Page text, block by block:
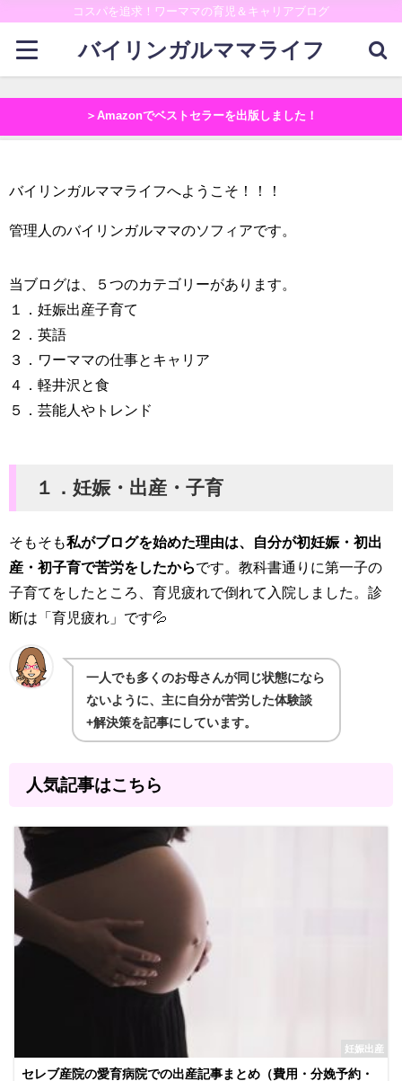
コスパを追求！ワーママの育児＆キャリアブログ
バイリンガルママライフ
＞Amazonでベストセラーを出版しました！
バイリンガルママライフへようこそ！！！
管理人のバイリンガルママのソフィアです。
当ブログは、５つのカテゴリーがあります。
１．妊娠出産子育て
２．英語
３．ワーママの仕事とキャリア
４．軽井沢と食
５．芸能人やトレンド
１．妊娠・出産・子育
そもそも私がブログを始めた理由は、自分が初妊娠・初出
産・初子育で苦労をしたからです。教科書通りに第一子の
子育てをしたところ、育児疲れで倒れて入院しました。診
断は「育児疲れ」です💦
一人でも多くのお母さんが同じ状態になら
ないように、主に自分が苦労した体験談
+解決策を記事にしています。
人気記事はこちら
妊娠出産
セレブ産院の愛育病院での出産記事まとめ（費用・分娩予約・